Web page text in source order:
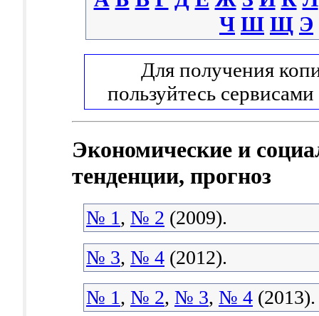
Ч Ш Щ Э
Для получения
пользуйтесь сервисами
Экономические и
тенденции, прогноз
№ 1, № 2 (2009).
№ 3, № 4 (2012).
№ 1, № 2, № 3, № 4 (2013).